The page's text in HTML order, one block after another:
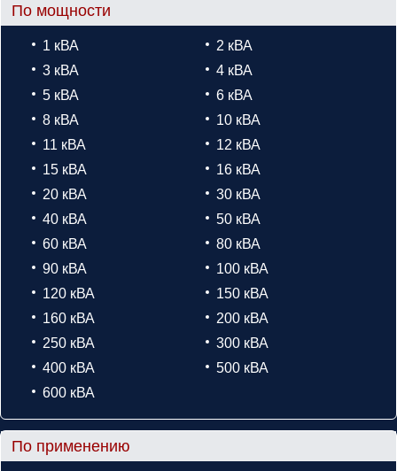
По мощности
1 кВА
2 кВА
3 кВА
4 кВА
5 кВА
6 кВА
8 кВА
10 кВА
11 кВА
12 кВА
15 кВА
16 кВА
20 кВА
30 кВА
40 кВА
50 кВА
60 кВА
80 кВА
90 кВА
100 кВА
120 кВА
150 кВА
160 кВА
200 кВА
250 кВА
300 кВА
400 кВА
500 кВА
600 кВА
По применению